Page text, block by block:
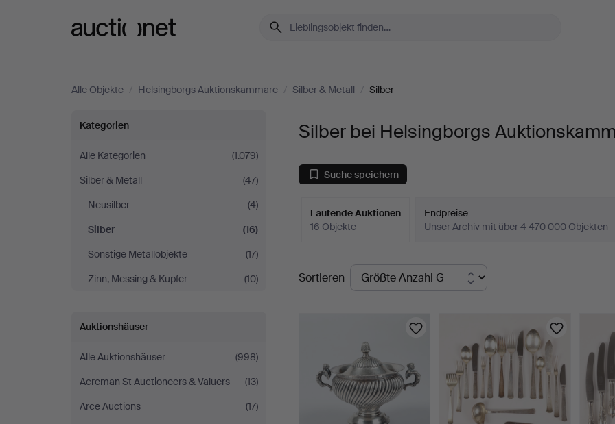
Alle Objekte / Helsingborgs Auktionskammare / Silber & Metall / Silber
Silber
bei
Helsingborgs
Auktionskammare
Kategorien
Alle Kategorien
(1.079)
Silber & Metall
(47)
Neusilber
(4)
Silber
(16)
Sonstige Metallobjekte
(17)
Zinn, Messing & Kupfer
(10)
Auktionshäuser
Alle Auktionshäuser
(998)
Acreman St Auctioneers & Valuers
(13)
Arce Auctions
(17)
Silber bei Helsingborgs
Suche speichern
Laufende Auktionen
16 Objekte
Endpreise
Unser Archiv mit über 4 470 000 Objekten
Laufende
Auktionen
Sortieren